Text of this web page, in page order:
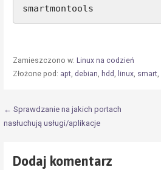
smartmontools
Zamieszczono w: Linux na codzień
Złożone pod: apt, debian, hdd , linux, smart,
Nawigacja
← Sprawdzanie na jakich portach
nasłuchują usługi/aplikacje
Dodaj komentarz